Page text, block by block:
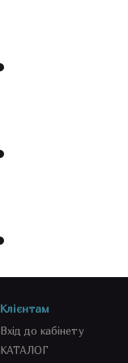
Клієнтам
Вхід до кабінету
КАТАЛОГ